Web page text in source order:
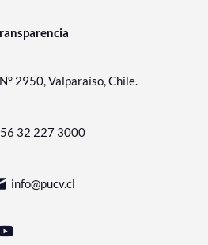
2950, Valparaíso, Chile.
56 32 227 3000
info@pucv.cl